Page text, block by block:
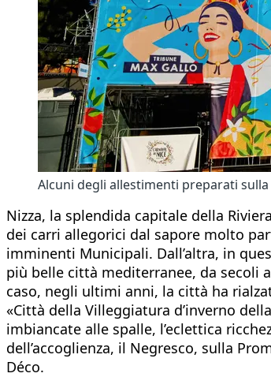
Alcuni degli allestimenti preparati
Nizza, la splendida capitale della
dei carri allegorici dal sapore molto
imminenti Municipali. Dall’altra, in
più belle città mediterranee, da secoli
caso, negli ultimi anni, la città ha
«Città della Villeggiatura d’inverno
imbiancate alle spalle, l’eclettica
dell’accoglienza, il Negresco, sulla
Déco.